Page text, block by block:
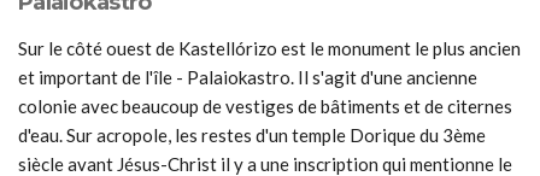
Sur le côté ouest de Kastellórizo est le monument le plus ancien
et important de l'île - Palaiokastro. Il s'agit d'une ancienne
colonie avec beaucoup de vestiges de bâtiments et de citernes
d'eau. Sur acropole, les restes d'un temple Dorique du 3ème
siècle avant Jésus-Christ il y a une inscription qui mentionne le